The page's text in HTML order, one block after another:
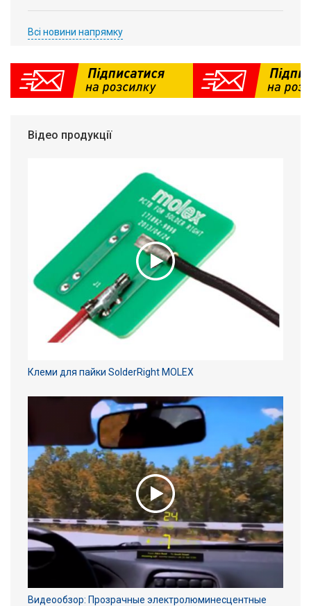
Всі новини напрямку
Відео продукції
Клеми для пайки SolderRight MOLEX
Видеообзор: Прозрачные электролюминесцентные